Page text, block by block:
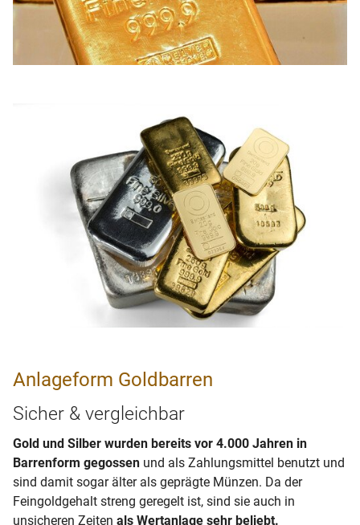
Anlageform Goldbarren
Sicher & vergleichbar
Gold und Silber wurden bereits vor 4.000 Jahren in
Barrenform gegossen und als Zahlungsmittel benutzt und
sind damit sogar älter als geprägte Münzen. Da der
Feingoldgehalt streng geregelt ist, sind sie auch in
unsicheren Zeiten als Wertanlage sehr beliebt.